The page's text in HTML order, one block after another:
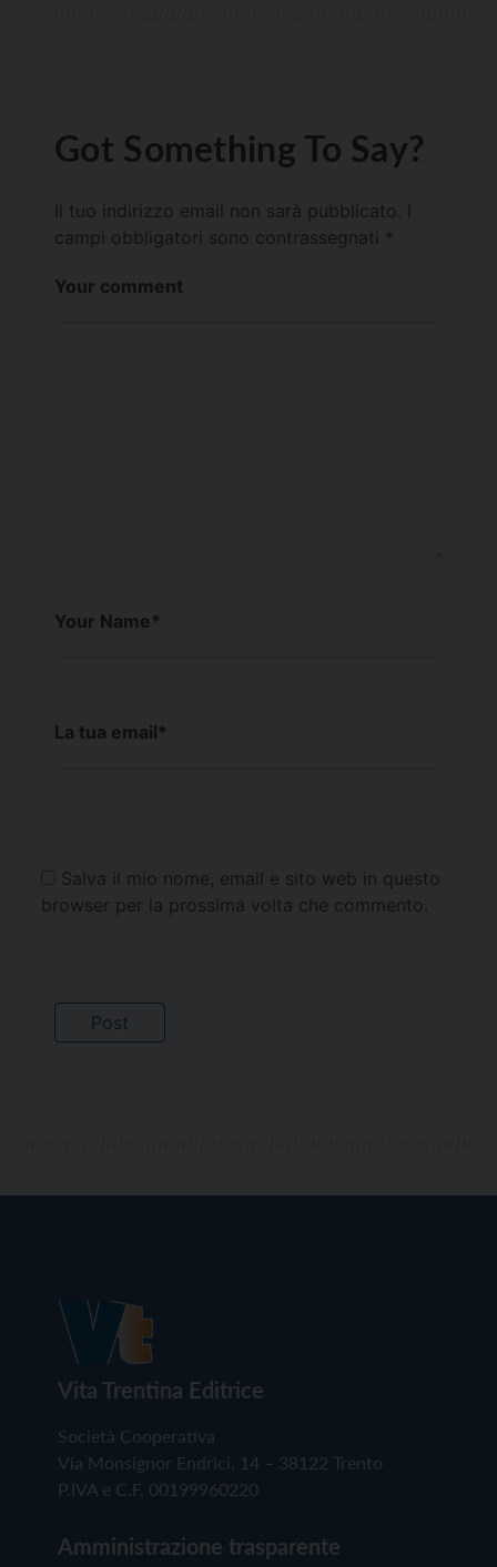
Got Something To Say?
Il tuo indirizzo email non sarà pubblicato.
campi obbligatori sono contrassegnati *
Your comment
Your Name*
La tua email*
Salva il mio nome, email e sito web in questo
browser per la prossima volta che commento.
Vita Trentina Editrice
Società Cooperativa
Via Monsignor Endrici, 14 – 38122 Trento
P.IVA e C.F. 00199960220
Amministrazione trasparente